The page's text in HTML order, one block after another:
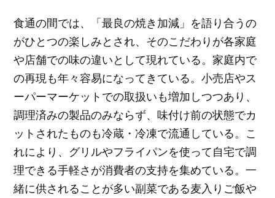
食通の間では、「最良の焼き加減」を語り合うの
がひとつの楽しみとされ、そのこだわりが各家庭
や店舗での味の違いとして現れている。家庭内で
の再現も年々容易になってきている。小売店やス
ーパーマーケットでの取扱いも増加しつつあり、
調理済みの製品のみならず、味付け前の状態でカ
ットされたものも冷蔵・冷凍で流通している。こ
れにより、グリルやフライパンを使って自宅で調
理できる手軽さが消費者の支持を集めている。一
緒に供されることが多い副菜である麦入りご飯や